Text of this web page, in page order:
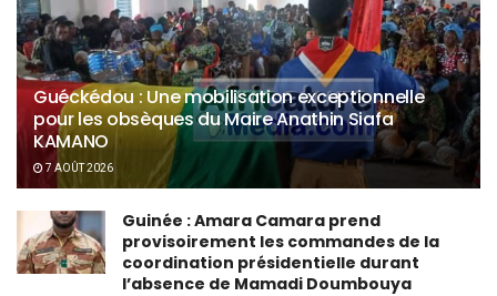
Guéckédou : Une mobilisation exceptionnelle
pour les obsèques du Maire Anathin Siafa
KAMANO
7 AOÛT 2026
Guinée : Amara Camara prend
provisoirement les commandes de la
coordination présidentielle durant
l’absence de Mamadi Doumbouya